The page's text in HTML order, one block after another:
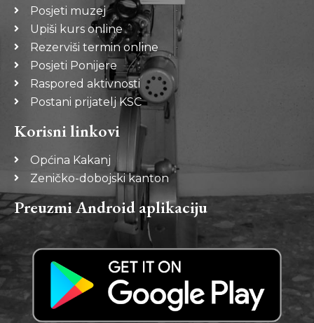
Posjeti muzej
Upiši kurs online
Rezerviši termin online
Posjeti Ponijere
Raspored aktivnosti
Postani prijatelj KSC
Korisni linkovi
Općina Kakanj
Zeničko-dobojski kanton
Preuzmi Android aplikaciju